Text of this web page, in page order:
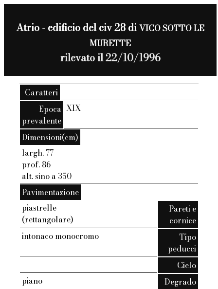
Atrio - edificio del civ 28 diVICO SOTTO LE
MURETTE
rilevato il 22/10/1996
Caratteri
Epoca
prevalente
XIX
Dimensioni(cm)
largh. 77
prof. 86
alt. sino a 350
Pavimentazione
piastrelle
(rettangolare)
Pareti e
cornice
intonaco monocromo
Tipo
peducci
Cielo
piano
Degrado